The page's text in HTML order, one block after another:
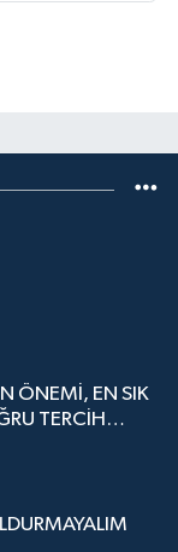
ÖNEMİ, EN SIK
TERCİH